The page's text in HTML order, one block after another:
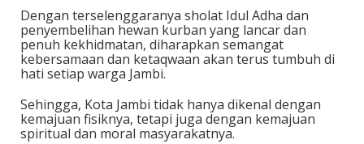
Dengan terselenggaranya sholat Idul Adha dan
penyembelihan hewan kurban yang lancar dan
penuh kekhidmatan, diharapkan semangat
kebersamaan dan ketaqwaan akan terus tumbuh di
hati setiap warga Jambi.
Sehingga, Kota Jambi tidak hanya dikenal dengan
kemajuan fisiknya, tetapi juga dengan kemajuan
spiritual dan moral masyarakatnya.